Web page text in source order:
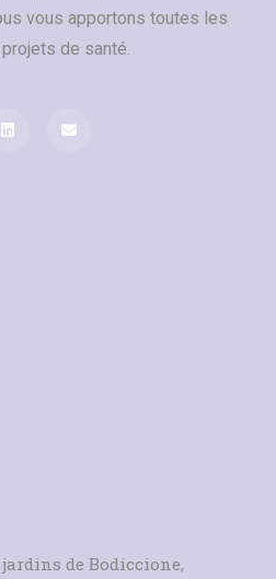
vous apportons toutes les
de santé.
jardins de Bodiccione,